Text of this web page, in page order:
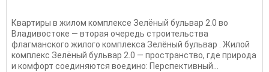
Квартиры в жилом комплексе Зелёный бульвар 2.0 во
Владивостоке — вторая очередь строительства
флагманского жилого комплекса Зелёный бульвар . Жилой
комплекс Зелёный бульвар 2.0 — пространство, где природа
и комфорт соединяются воедино: Перспективный...